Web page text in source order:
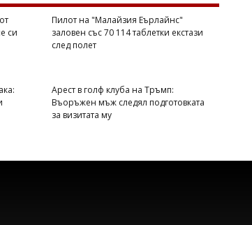
си
Пилот на "Малайзия Еърлайнс"
заловен със 70 114 таблетки екстази
след полет
Арест в голф клуба на Тръмп:
Въоръжен мъж следял подготовката
за визитата му